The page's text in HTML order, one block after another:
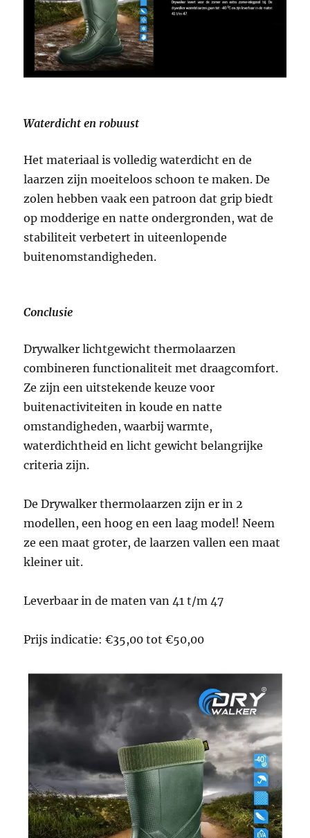
Waterdicht en robuust
Het materiaal is volledig waterdicht en de
laarzen zijn moeiteloos schoon te maken. De
zolen hebben vaak een patroon dat grip biedt
op modderige en natte ondergronden, wat de
stabiliteit verbetert in uiteenlopende
buitenomstandigheden.
Conclusie
Drywalker lichtgewicht thermolaarzen
combineren functionaliteit met draagcomfort.
Ze zijn een uitstekende keuze voor
buitenactiviteiten in koude en natte
omstandigheden, waarbij warmte,
waterdichtheid en licht gewicht belangrijke
criteria zijn.
De Drywalker thermolaarzen zijn er in 2
modellen, een hoog en een laag model! Neem
ze een maat groter, de laarzen vallen een maat
kleiner uit.
Leverbaar in de maten van 41 t/m 47
Prijs indicatie: €35,00 tot €50,00